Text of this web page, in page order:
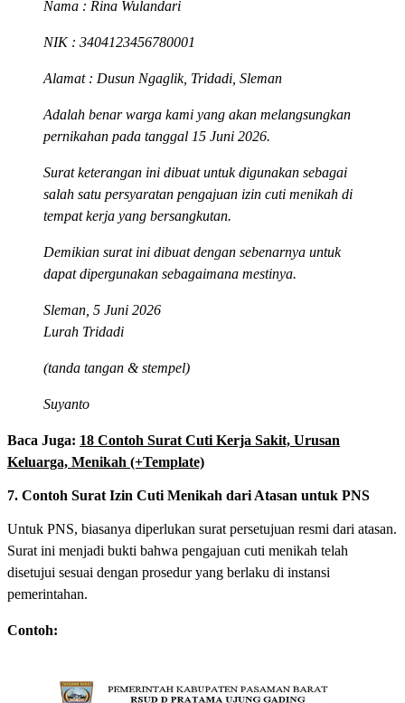
Nama : Rina Wulandari
NIK : 3404123456780001
Alamat : Dusun Ngaglik, Tridadi, Sleman
Adalah benar warga kami yang akan melangsungkan
pernikahan pada tanggal 15 Juni 2026.
Surat keterangan ini dibuat untuk digunakan sebagai
salah satu persyaratan pengajuan izin cuti menikah di
tempat kerja yang bersangkutan.
Demikian surat ini dibuat dengan sebenarnya untuk
dapat dipergunakan sebagaimana mestinya.
Sleman, 5 Juni 2026
Lurah Tridadi
(tanda tangan & stempel)
Suyanto
Baca Juga: 18 Contoh Surat Cuti Kerja Sakit, Urusan
Keluarga, Menikah (+Template)
7. Contoh Surat Izin Cuti Menikah dari Atasan untuk PNS
Untuk PNS, biasanya diperlukan surat persetujuan resmi dari atasan.
Surat ini menjadi bukti bahwa pengajuan cuti menikah telah
disetujui sesuai dengan prosedur yang berlaku di instansi
pemerintahan.
Contoh: